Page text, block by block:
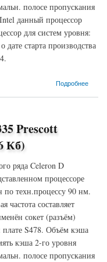
полосе пропускания
данный процессор
для систем уровня:
старта производства
Подробнее
S478, L3 -, L2 256 Кб)
Prescott
Кб)
ряда Celeron D
процессоре
по техн.процессу 90 нм.
частота составляет
сокет (разъём)
S478. Объём кэша
кэша 2-го уровня
полосе пропускания